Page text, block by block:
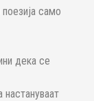
само
дека се